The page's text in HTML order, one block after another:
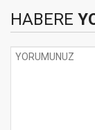
HABERE